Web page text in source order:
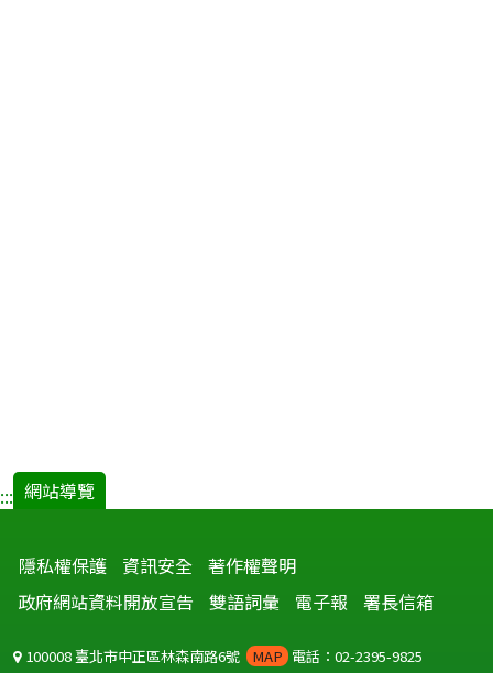
::: 網站導覽
隱私權保護 資訊安全 著作權聲明
政府網站資料開放宣告
雙語詞彙 電子報 署長信箱
100008 臺北市中正區林森南路6號 MAP 電話：02-2395-9825